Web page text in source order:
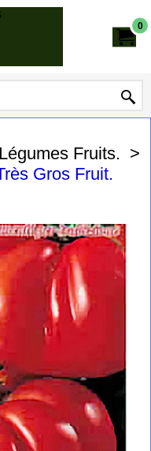
0
Légumes Fruits. >
Gros Fruit.